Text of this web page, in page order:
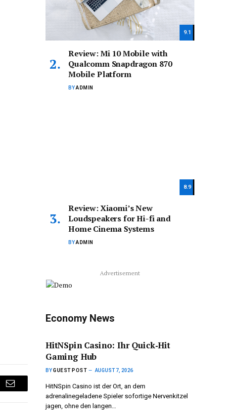
Email
9.1
Review: Mi 10 Mobile with
Qualcomm Snapdragon 870
Mobile Platform
BYADMIN
8.9
Review: Xiaomi’s New
Loudspeakers for Hi-fi and
Home Cinema Systems
BYADMIN
Advertisement
Economy News
HitNSpin Casino: Ihr Quick‑Hit
Gaming Hub
BYGUEST POST AUGUST 7, 2026
HitNSpin Casino ist der Ort, an dem
adrenalinegeladene Spieler sofortige Nervenkitzel
jagen, ohne den langen…